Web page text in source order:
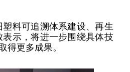
料可追溯体系建设、再生
示，将进一步围绕具体技
得更多成果。